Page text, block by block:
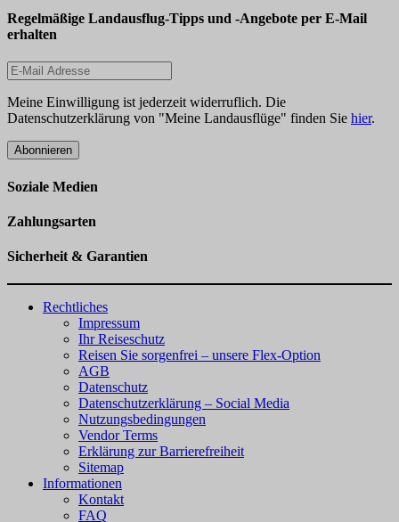
Regelmäßige Landausflug-Tipps und -Angebote per E-Mail
erhalten
Meine Einwilligung ist jederzeit widerruflich. Die
Datenschutzerklärung von "Meine Landausflüge" finden Sie hier.
Abonnieren
Soziale Medien
Zahlungsarten
Sicherheit & Garantien
Rechtliches
Impressum
Ihr Reiseschutz
Reisen Sie sorgenfrei – unsere Flex-Option
AGB
Datenschutz
Datenschutzerklärung – Social Media
Nutzungsbedingungen
Vendor Terms
Erklärung zur Barrierefreiheit
Sitemap
Informationen
Kontakt
FAQ